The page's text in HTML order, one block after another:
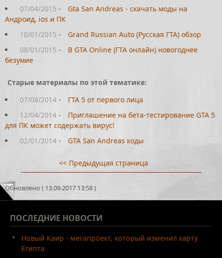
07/04/2015 -
Gta San Andreas - скачать моды на
Андроид, ios и ПК
10/01/2015 -
Grand Russian Auto (Русская ГТА) обзор
08/01/2015 -
В GTA Online (ГТА онлайн) новогоднее
безумие
Старые материалы по этой тематике:
07/08/2014 -
ГТА 5 от первого лица
12/04/2014 -
Приглашение на бета-тестирование GTA 5
для ПК может содержать вирус!
02/01/2014 - GTA San Andreas коды
<< Предыдущая страница
Обновлено ( 13.09.2017 13:58 )
ПОСЛЕДНИЕ НОВОСТИ
Новый Каир - мегапроект, который изменил карту
Египта